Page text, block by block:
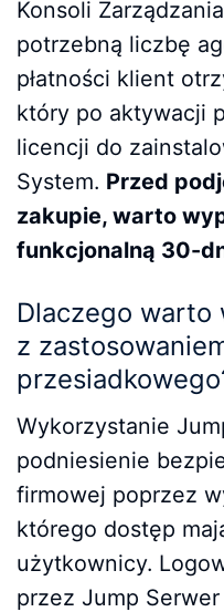
Konsoli
potrzebną liczbę
płatności klient
który po aktywacji
licencji do
System. Przed
zakupie, warto
funkcjonalną 30-
Dlaczego
z
Wykorzystanie
podniesienie
firmowej poprzez
którego dostęp
użytkownicy.
przez Jump